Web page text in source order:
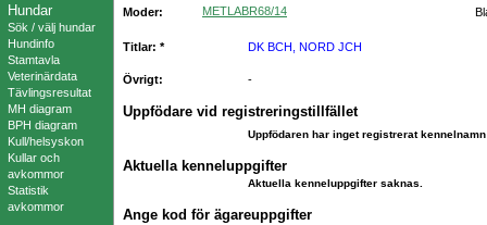
Hundar
Sök / välj hundar
Hundinfo
Stamtavla
Veterinärdata
Tävlingsresultat
MH diagram
BPH diagram
Kull/helsyskon
Kullar och
avkommor
Statistik
avkommor
Moder:
METLABR68/14
Titlar: * DK BCH, NORD JCH
Övrigt: -
Uppfödare vid registreringstillfället
Uppfödaren har inget registrerat
Aktuella kenneluppgifter
Aktuella kenneluppgifter saknas.
Ange kod för ägareuppgifter